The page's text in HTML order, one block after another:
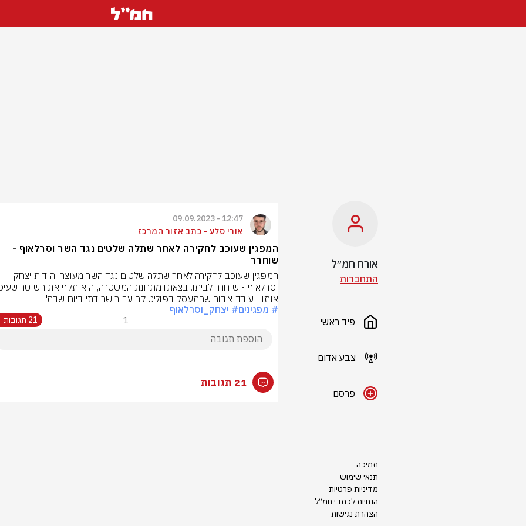
אורח חמ״ל
התחברות
פיד ראשי
צבע אדום
פרסם
תמיכה
תנאי שימוש
מדיניות פרטיות
הנחיות לכתבי חמ״ל
הצהרת נגישות
12:47 - 09.09.2023
אורי סלע - כתב אזור המרכז
המפגין שעוכב לחקירה לאחר שתלה שלטים נגד השר וסרלאוף -
שוחרר
אותו: "עובד ציבור שהתעסק בפוליטיקה עבור שר דתי ביום שבת".
# מפגינים# יצחק_וסרלאוף
1 21 תגובות
21 תגובות